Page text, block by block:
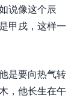
说像这个辰
甲戌，这样一
是要向热气转
，他长生在午